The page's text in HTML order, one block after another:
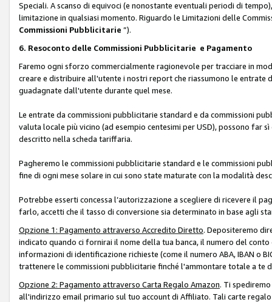
Speciali. A scanso di equivoci (e nonostante eventuali periodi di
limitazione in qualsiasi momento. Riguardo le Limitazioni delle
Commissioni Pubblicitarie ”).
6. Resoconto delle Commissioni Pubblicitarie e Pagamento
Faremo ogni sforzo commercialmente ragionevole per tracciare in
creare e distribuire all'utente i nostri report che riassumono le
guadagnate dall'utente durante quel mese.
Le entrate da commissioni pubblicitarie standard e da commissioni
valuta locale più vicino (ad esempio centesimi per USD), possono far
descritto nella scheda tariffaria.
Pagheremo le commissioni pubblicitarie standard e le commissioni
fine di ogni mese solare in cui sono state maturate con la modalità
Potrebbe esserti concessa l’autorizzazione a scegliere di ricevere il
farlo, accetti che il tasso di conversione sia determinato in base agli
Opzione 1: Pagamento attraverso Accredito Diretto. Depositeremo
indicato quando ci fornirai il nome della tua banca, il numero del
informazioni di identificazione richieste (come il numero ABA, IBAN o
trattenere le commissioni pubblicitarie finché l'ammontare totale a
Opzione 2: Pagamento attraverso Carta Regalo Amazon. Ti
all'indirizzo email primario sul tuo account di Affiliato. Tali carte